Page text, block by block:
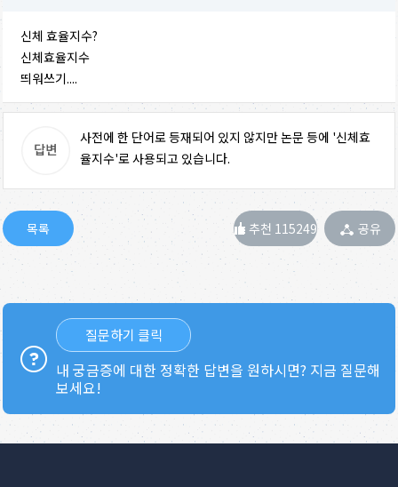
신체 효율지수?
신체효율지수
띄워쓰기....
사전에 한 단어로 등재되어 있지 않지만 논문 등에 '신체효
율지수'로 사용되고 있습니다.
추천 115249 공유
질문하기 클릭
내 궁금증에 대한 정확한 답변을 원하시면? 지금 질문해
보세요!